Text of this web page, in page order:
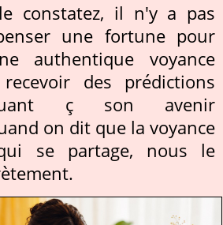
constatez, il n'y a pas
une fortune pour
authentique voyance
des prédictions
ç son avenir
on dit que la voyance
se partage, nous le